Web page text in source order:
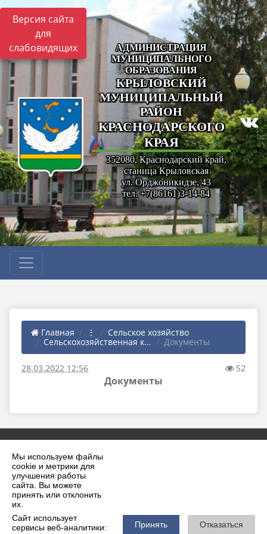
Мы используем файлы
cookie и метрики для
улучшения работы
сайта. Вы можете
принять или отклонить
их.
Сайт использует
сервисы веб-аналитики:
Принять Отказаться
Версия сайта
для
слабовидящих
АДМИНИСТРАЦИЯ
МУНИЦИПАЛЬНОГО
ОБРАЗОВАНИЯ
КРЫЛОВСКИЙ
МУНИЦИПАЛЬНЫЙ
РАЙОН
КРАСНОДАРСКОГО
КРАЯ
352080, Краснодарский край,
станица Крыловская
ул. Орджоникидзе, 43
тел. +7(86161)3-14-84
Главная ⋮
Сельское хозяйство
Сельскохозяйственная к...
Документы
28.03.2022 12:56 52
Документы
2026 г. krilovskaya.ru
Вход
Карта сайта
Политика обработки персональных данных